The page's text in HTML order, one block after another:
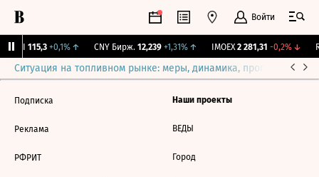
Войти
115,3 +0,1%↑ CNY Бирж. 12,239 +1,31%↑ IMOEX 2 281,31 -0,2%↓
Ситуация на топливном рынке: меры, динамика, прогнозы
Подписка
Реклама
РФРИТ
Наши проекты
ВЕДЫ
Город